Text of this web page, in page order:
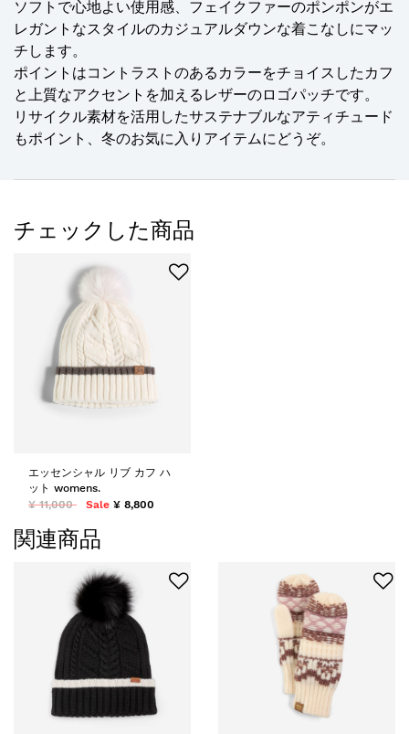
ソフトで心地よい使用感、フェイクファーのポンポンがエ
レガントなスタイルのカジュアルダウンな着こなしにマッ
チします。
ポイントはコントラストのあるカラーをチョイスしたカフ
と上質なアクセントを加えるレザーのロゴパッチです。
リサイクル素材を活用したサステナブルなアティチュード
もポイント、冬のお気に入りアイテムにどうぞ。
チェックした商品
エッセンシャル リブ カフ ハ
ット womens.
¥ 11,000
Sale ¥ 8,800
関連商品